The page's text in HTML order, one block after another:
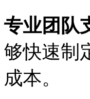
专业团队
够快速制
成本。